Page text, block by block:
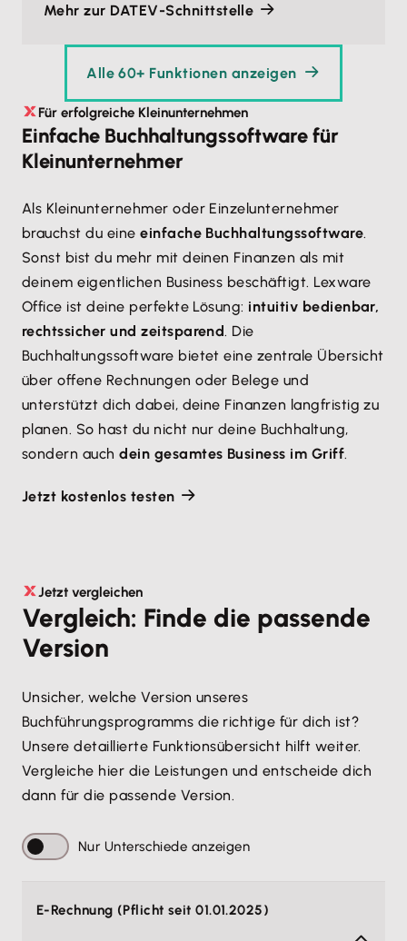
Mehr zur DATEV-Schnittstelle
Alle 60+ Funktionen anzeigen
Für erfolgreiche Kleinunternehmen
Einfache Buchhaltungssoftware für
Kleinunternehmer
Als Kleinunternehmer oder Einzelunternehmer
brauchst du eineeinfache Buchhaltungssoftware.
Sonst bist du mehr mit deinen Finanzen als mit
deinem eigentlichen Business beschäftigt. Lexware
Office ist deine perfekte Lösung: intuitiv bedienbar,
rechtssicher und zeitsparend. Die
Buchhaltungssoftware bietet eine zentrale Übersicht
über offene Rechnungen oder Belege und
unterstützt dich dabei, deine Finanzen langfristig zu
planen. So hast du nicht nur deine Buchhaltung,
sondern auchdein gesamtes Business im Griff.
Jetzt kostenlos testen
Jetzt vergleichen
Vergleich: Finde die passende
Version
Unsicher, welche Version unseres
Buchführungsprogramms die richtige für dich ist?
Unsere detaillierte Funktionsübersicht hilft weiter.
Vergleiche hier die Leistungen und entscheide dich
dann für die passende Version.
Nur Unterschiede anzeigen
E-Rechnung (Pflicht seit 01.01.2025)